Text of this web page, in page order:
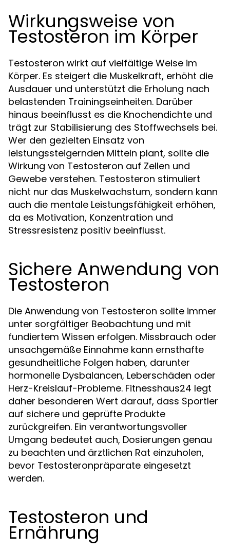
Wirkungsweise von
Testosteron im Körper
Testosteron wirkt auf vielfältige Weise im
Körper. Es steigert die Muskelkraft, erhöht die
Ausdauer und unterstützt die Erholung nach
belastenden Trainingseinheiten. Darüber
hinaus beeinflusst es die Knochendichte und
trägt zur Stabilisierung des Stoffwechsels bei.
Wer den gezielten Einsatz von
leistungssteigernden Mitteln plant, sollte die
Wirkung von Testosteron auf Zellen und
Gewebe verstehen. Testosteron stimuliert
nicht nur das Muskelwachstum, sondern kann
auch die mentale Leistungsfähigkeit erhöhen,
da es Motivation, Konzentration und
Stressresistenz positiv beeinflusst.
Sichere Anwendung von
Testosteron
Die Anwendung von Testosteron sollte immer
unter sorgfältiger Beobachtung und mit
fundiertem Wissen erfolgen. Missbrauch oder
unsachgemäße Einnahme kann ernsthafte
gesundheitliche Folgen haben, darunter
hormonelle Dysbalancen, Leberschäden oder
Herz-Kreislauf-Probleme. Fitnesshaus24 legt
daher besonderen Wert darauf, dass Sportler
auf sichere und geprüfte Produkte
zurückgreifen. Ein verantwortungsvoller
Umgang bedeutet auch, Dosierungen genau
zu beachten und ärztlichen Rat einzuholen,
bevor Testosteronpräparate eingesetzt
werden.
Testosteron und
Ernährung